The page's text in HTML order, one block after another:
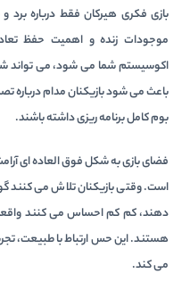
بازی فکری هیرکان فقط درباره برد
موجودات زنده و اهمیت حفظ
اکوسیستم شما می شود، می تواند
باعث می شود بازیکنان مدام
بوم کامل برنامه ریزی داشته باشند.
فضای بازی به شکل فوق العاده ای
است. وقتی بازیکنان تلاش می کنند
دهند، کم کم احساس می کنند
هستند. این حس ارتباط با طبیعت،
می کند.